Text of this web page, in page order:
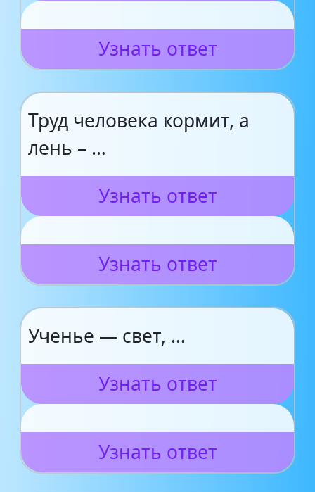
Узнать ответ
Труд человека кормит, а
лень – …
Узнать ответ
Узнать ответ
Ученье — свет, …
Узнать ответ
Узнать ответ